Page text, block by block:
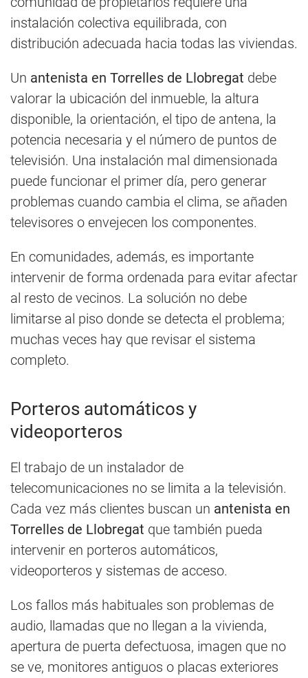
instalación colectiva equilibrada, con
distribución adecuada hacia todas las viviendas.
Un antenista en Torrelles de Llobregat debe
valorar la ubicación del inmueble, la altura
disponible, la orientación, el tipo de antena, la
potencia necesaria y el número de puntos de
televisión. Una instalación mal dimensionada
puede funcionar el primer día, pero generar
problemas cuando cambia el clima, se añaden
televisores o envejecen los componentes.
En comunidades, además, es importante
intervenir de forma ordenada para evitar afectar
al resto de vecinos. La solución no debe
limitarse al piso donde se detecta el problema;
muchas veces hay que revisar el sistema
completo.
Porteros automáticos y
videoporteros
El trabajo de un instalador de
telecomunicaciones no se limita a la televisión.
Cada vez más clientes buscan un antenista en
Torrelles de Llobregat que también pueda
intervenir en porteros automáticos,
videoporteros y sistemas de acceso.
Los fallos más habituales son problemas de
audio, llamadas que no llegan a la vivienda,
apertura de puerta defectuosa, imagen que no
se ve, monitores antiguos o placas exteriores